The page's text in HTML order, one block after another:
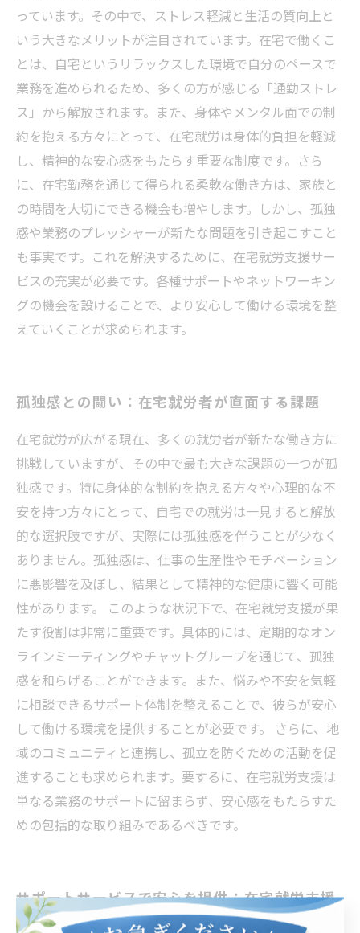
っています。その中で、ストレス軽減と生活の質向上と
いう大きなメリットが注目されています。在宅で働くこ
とは、自宅というリラックスした環境で自分のペースで
業務を進められるため、多くの方が感じる「通勤ストレ
ス」から解放されます。また、身体やメンタル面での制
約を抱える方々にとって、在宅就労は身体的負担を軽減
し、精神的な安心感をもたらす重要な制度です。さら
に、在宅勤務を通じて得られる柔軟な働き方は、家族と
の時間を大切にできる機会も増やします。しかし、孤独
感や業務のプレッシャーが新たな問題を引き起こすこと
も事実です。これを解決するために、在宅就労支援サー
ビスの充実が必要です。各種サポートやネットワーキン
グの機会を設けることで、より安心して働ける環境を整
えていくことが求められます。
孤独感との闘い：在宅就労者が直面する課題
在宅就労が広がる現在、多くの就労者が新たな働き方に
挑戦していますが、その中で最も大きな課題の一つが孤
独感です。特に身体的な制約を抱える方々や心理的な不
安を持つ方々にとって、自宅での就労は一見すると解放
的な選択肢ですが、実際には孤独感を伴うことが少なく
ありません。孤独感は、仕事の生産性やモチベーション
に悪影響を及ぼし、結果として精神的な健康に響く可能
性があります。 このような状況下で、在宅就労支援が果
たす役割は非常に重要です。具体的には、定期的なオン
ラインミーティングやチャットグループを通じて、孤独
感を和らげることができます。また、悩みや不安を気軽
に相談できるサポート体制を整えることで、彼らが安心
して働ける環境を提供することが必要です。 さらに、地
域のコミュニティと連携し、孤立を防ぐための活動を促
進することも求められます。要するに、在宅就労支援は
単なる業務のサポートに留まらず、安心感をもたらすた
めの包括的な取り組みであるべきです。
サポートサービスで安心を提供：在宅就労支援
の役割